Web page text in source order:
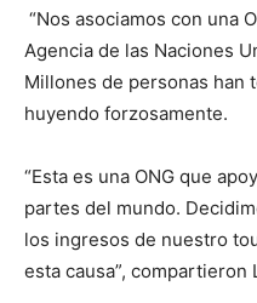
“Nos asociamos con una
Agencia de las Naciones
Millones de personas han
huyendo forzosamente.
“Esta es una ONG que
partes del mundo.
los ingresos de nuestro
esta causa”, compartieron